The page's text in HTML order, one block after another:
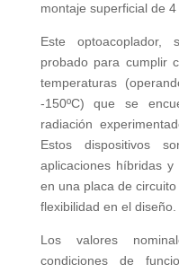
montaje superficial de 4
Este
probado para cumplir
temperaturas
-150ºC) que se
radiación
Estos dispositivos
aplicaciones híbridas
en una placa de
flexibilidad en el diseño.
Los valores
condiciones de